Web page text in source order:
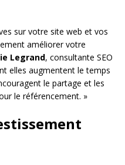
sur votre site web et vos
améliorer votre
Legrand, consultante SEO
elles augmentent le temps
le partage et les
le référencement. »